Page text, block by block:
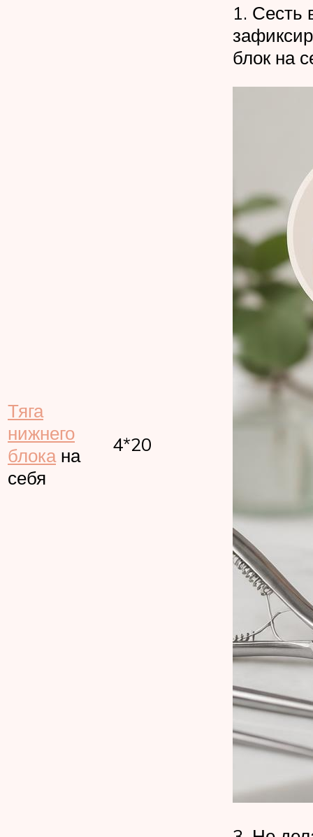
Тяга
нижнего
блокана
себя
4*20
1. Сесть
блок на